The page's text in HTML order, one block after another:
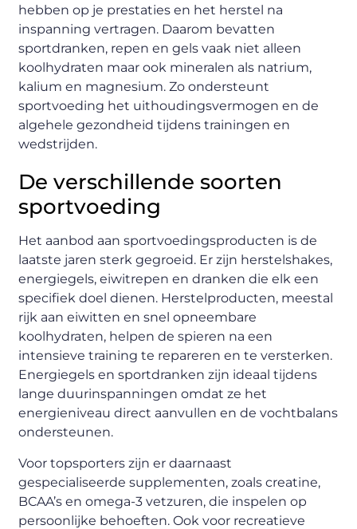
hebben op je prestaties en het herstel na
inspanning vertragen. Daarom bevatten
sportdranken, repen en gels vaak niet alleen
koolhydraten maar ook mineralen als natrium,
kalium en magnesium. Zo ondersteunt
sportvoeding het uithoudingsvermogen en de
algehele gezondheid tijdens trainingen en
wedstrijden.
De verschillende soorten
sportvoeding
Het aanbod aan sportvoedingsproducten is de
laatste jaren sterk gegroeid. Er zijn herstelshakes,
energiegels, eiwitrepen en dranken die elk een
specifiek doel dienen. Herstelproducten, meestal
rijk aan eiwitten en snel opneembare
koolhydraten, helpen de spieren na een
intensieve training te repareren en te versterken.
Energiegels en sportdranken zijn ideaal tijdens
lange duurinspanningen omdat ze het
energieniveau direct aanvullen en de vochtbalans
ondersteunen.
Voor topsporters zijn er daarnaast
gespecialiseerde supplementen, zoals creatine,
BCAA’s en omega-3 vetzuren, die inspelen op
persoonlijke behoeften. Ook voor recreatieve